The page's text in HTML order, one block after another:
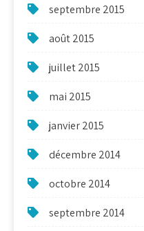
septembre 2015
août 2015
juillet 2015
mai 2015
janvier 2015
décembre 2014
octobre 2014
septembre 2014